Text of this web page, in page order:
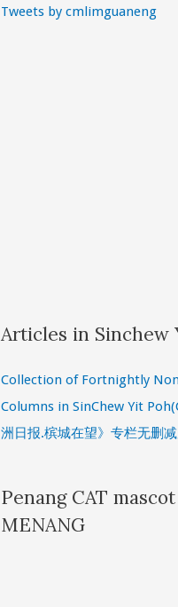
Tweets by cmlimguaneng
Articles in Sinchew
Collection of Fortnightly
Columns in SinChew Yit
洲日报.槟城在望》专栏无删
Penang CAT
MENANG